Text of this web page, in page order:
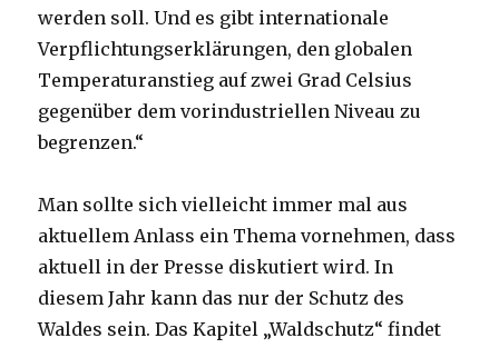
werden soll. Und es gibt internationale
Verpflichtungserklärungen, den globalen
Temperaturanstieg auf zwei Grad Celsius
gegenüber dem vorindustriellen Niveau zu
begrenzen.“
Man sollte sich vielleicht immer mal aus
aktuellem Anlass ein Thema vornehmen, dass
aktuell in der Presse diskutiert wird. In
diesem Jahr kann das nur der Schutz des
Waldes sein. Das Kapitel „Waldschutz“ findet